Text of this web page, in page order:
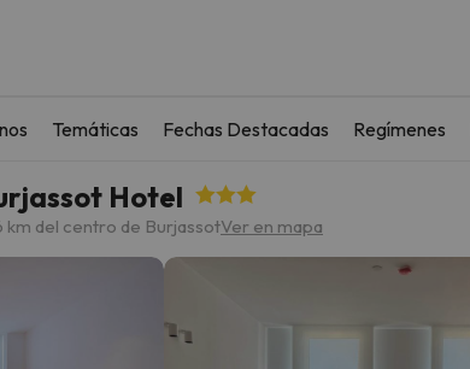
Temáticas Fechas Destacadas Regímenes
Hotel
km del centro de BurjassotVer en mapa